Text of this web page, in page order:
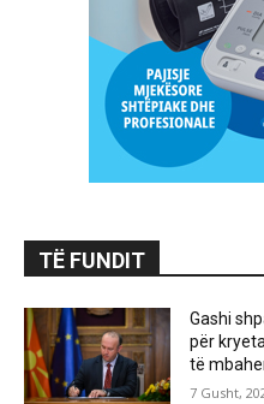
TË FUNDIT
Gashi
për
të
7 Gusht,